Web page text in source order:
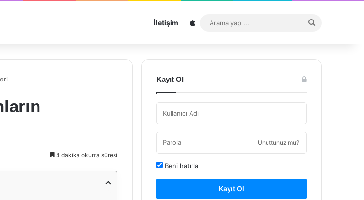
İletişim Sitemap
...
4 dakika okuma süresi
Kayıt Ol
Unuttunuz mu?
Beni hatırla
Kayıt Ol